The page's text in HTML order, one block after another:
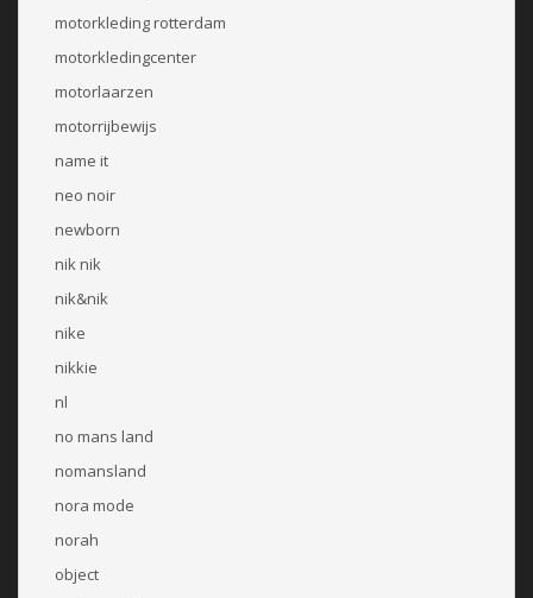
motorkleding rotterdam
motorkledingcenter
motorlaarzen
motorrijbewijs
name it
neo noir
newborn
nik nik
nik&nik
nike
nikkie
nl
no mans land
nomansland
nora mode
norah
object